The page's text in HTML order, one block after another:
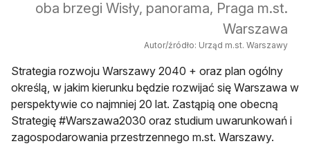
oba brzegi Wisły, panorama, Praga m.st.
Warszawa
Autor/źródło: Urząd m.st. Warszawy
Strategia rozwoju Warszawy 2040 + oraz plan ogólny
określą, w jakim kierunku będzie rozwijać się Warszawa w
perspektywie co najmniej 20 lat. Zastąpią one obecną
Strategię #Warszawa2030 oraz studium uwarunkowań i
zagospodarowania przestrzennego m.st. Warszawy.